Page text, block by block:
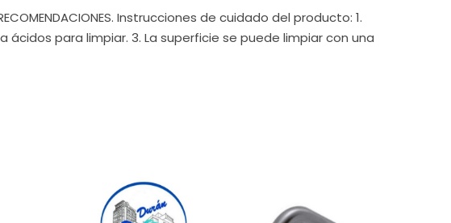
Instrucciones de cuidado del producto: 1.
para limpiar. 3. La superficie se puede limpiar con una